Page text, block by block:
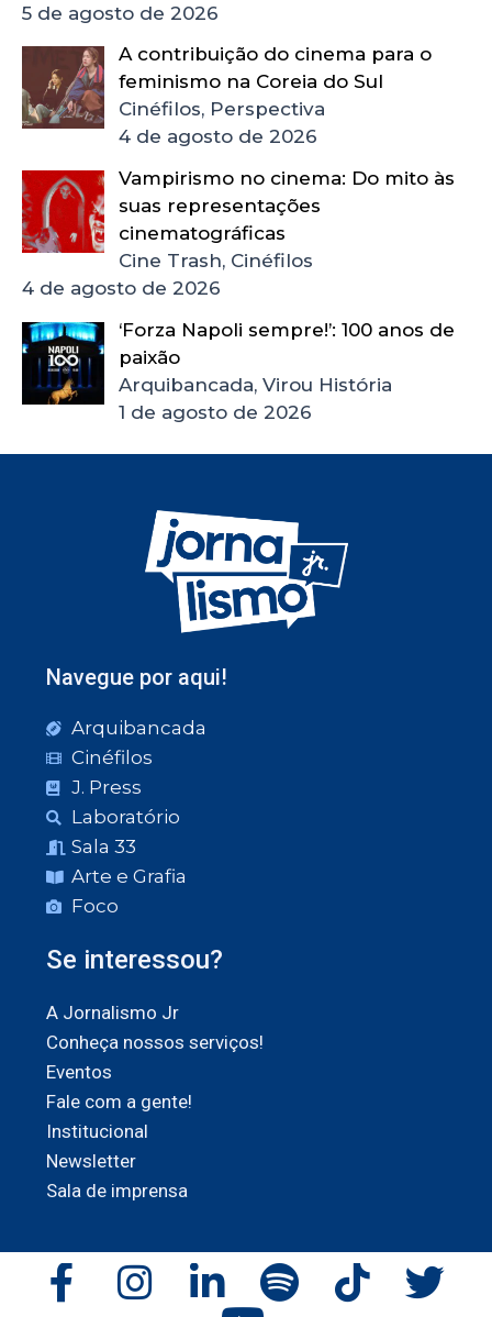
5 de agosto de 2026
A contribuição do cinema para o
feminismo na Coreia do Sul
Cinéfilos, Perspectiva
4 de agosto de 2026
Vampirismo no cinema: Do mito às
suas representações
cinematográficas
Cine Trash, Cinéfilos
4 de agosto de 2026
‘Forza Napoli sempre!’: 100 anos de
paixão
Arquibancada, Virou História
1 de agosto de 2026
Navegue por aqui!
Arquibancada
Cinéfilos
J. Press
Laboratório
Sala 33
Arte e Grafia
Foco
Se interessou?
A Jornalismo Jr
Conheça nossos serviços!
Eventos
Fale com a gente!
Institucional
Newsletter
Sala de imprensa